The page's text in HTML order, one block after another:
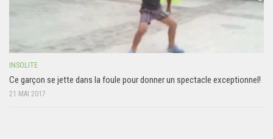
INSOLITE
Ce garçon se jette dans la foule pour donner un spectacle exceptionnel!
21 MAI 2017